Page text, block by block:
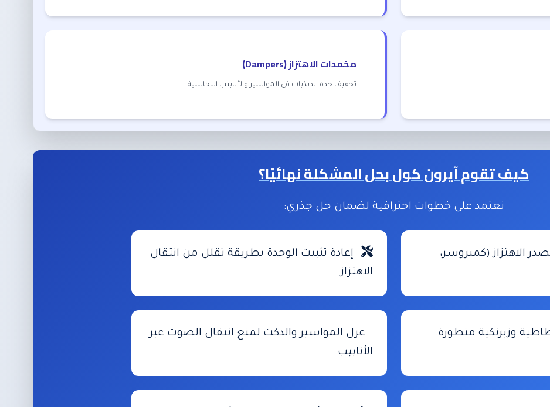
مخمدات الاهتزاز (Dampers)
تخفيف حدة الذبذبات في المواسير والأنابيب النحاسية.
كيف تقوم آيرون كول بحل المشكلة نهائيًا؟
نعتمد على خطوات احترافية لضمان حل جذري:
الاهتزاز (كمبروسر،
إعادة تثبيت الوحدة بطريقة تقلل من انتقال
الاهتزاز.
وزبرنكية متطورة.
عزل المواسير والدكت لمنع انتقال الصوت عبر
الأنابيب.